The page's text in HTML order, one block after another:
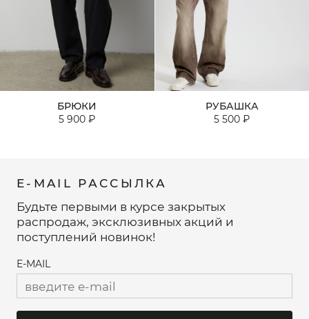
БРЮКИ
5 900 ₽
РУБАШКА
5 500 ₽
E-MAIL РАССЫЛКА
Будьте первыми в курсе закрытых
распродаж, эксклюзивных акций и
поступлений новинок!
E-MAIL